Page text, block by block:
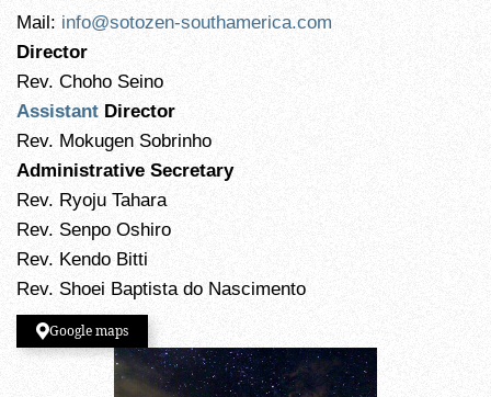
Mail: info@sotozen-southamerica.com
Director
Rev. Choho Seino
Assistant Director
Rev. Mokugen Sobrinho
Administrative Secretary
Rev. Ryoju Tahara
Rev. Senpo Oshiro
Rev. Kendo Bitti
Rev. Shoei Baptista do Nascimento
Google maps